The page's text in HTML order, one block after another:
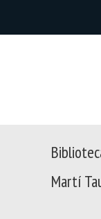
Martí